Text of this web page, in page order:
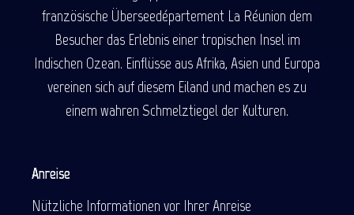
französische Überseedépartement La Réunion dem
Besucher das Erlebnis einer tropischen Insel im
Indischen Ozean. Einflüsse aus Afrika, Asien und Europa
vereinen sich auf diesem Eiland und machen es zu
einem wahren Schmelztiegel der Kulturen.
Anreise
Nützliche Informationen vor Ihrer Anreise